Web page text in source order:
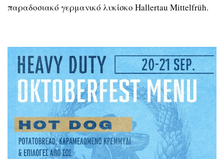
παραδοσιακό γερμανικό λυκίσκο Hallertau Mittelfrüh.